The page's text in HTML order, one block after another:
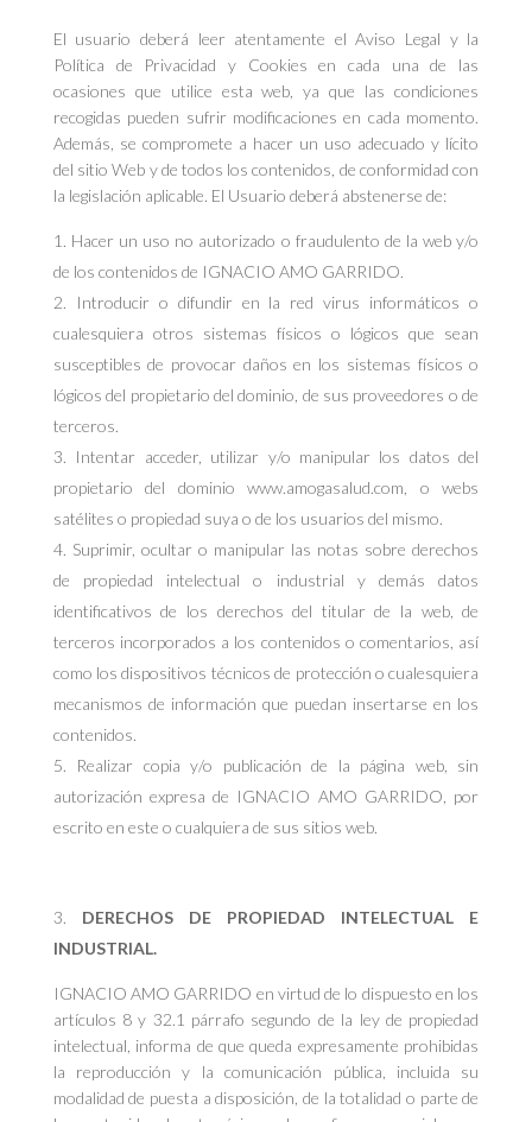
El usuario deberá leer atentamente el Aviso Legal y la
Política de Privacidad y Cookies en cada una de las
ocasiones que utilice esta web, ya que las condiciones
recogidas pueden sufrir modificaciones en cada momento.
Además, se compromete a hacer un uso adecuado y lícito
del sitio Web y de todos los contenidos, de conformidad con
la legislación aplicable. El Usuario deberá abstenerse de:
Hacer un uso no autorizado o fraudulento de la web y/o
de los contenidos de IGNACIO AMO GARRIDO.
Introducir o difundir en la red virus informáticos o
cualesquiera otros sistemas físicos o lógicos que sean
susceptibles de provocar daños en los sistemas físicos o
lógicos del propietario del dominio, de sus proveedores o de
terceros.
Intentar acceder, utilizar y/o manipular los datos del
propietario del dominio www.amogasalud.com, o webs
satélites o propiedad suya o de los usuarios del mismo.
Suprimir, ocultar o manipular las notas sobre derechos
de propiedad intelectual o industrial y demás datos
identificativos de los derechos del titular de la web, de
terceros incorporados a los contenidos o comentarios, así
como los dispositivos técnicos de protección o cualesquiera
mecanismos de información que puedan insertarse en los
contenidos.
Realizar copia y/o publicación de la página web, sin
autorización expresa de IGNACIO AMO GARRIDO, por
escrito en este o cualquiera de sus sitios web.
DERECHOS DE PROPIEDAD INTELECTUAL E
INDUSTRIAL.
IGNACIO AMO GARRIDO en virtud de lo dispuesto en los
artículos 8 y 32.1 párrafo segundo de la ley de propiedad
intelectual, informa de que queda expresamente prohibidas
la reproducción y la comunicación pública, incluida su
modalidad de puesta a disposición, de la totalidad o parte de